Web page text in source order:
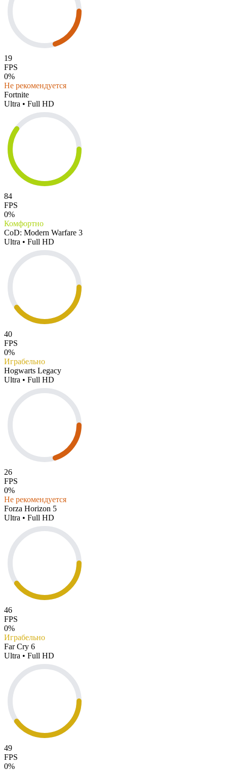
19
FPS
0%
Не рекомендуется
Fortnite
Ultra • Full HD
84
FPS
0%
Комфортно
CoD: Modern Warfare 3
Ultra • Full HD
40
FPS
0%
Играбельно
Hogwarts Legacy
Ultra • Full HD
26
FPS
0%
Не рекомендуется
Forza Horizon 5
Ultra • Full HD
46
FPS
0%
Играбельно
Far Cry 6
Ultra • Full HD
49
FPS
0%